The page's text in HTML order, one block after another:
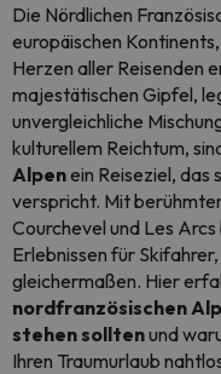
Die Nördlichen
europäischen
Herzen aller Reisenden
majestätischen Gipfel,
unvergleichliche
kulturellem Reichtum,
Alpenein Reiseziel, das
verspricht. Mit
Courchevel und Les
Erlebnissen für
gleichermaßen. Hier
nordfranzösischen
stehen solltenund
Ihren Traumurlaub